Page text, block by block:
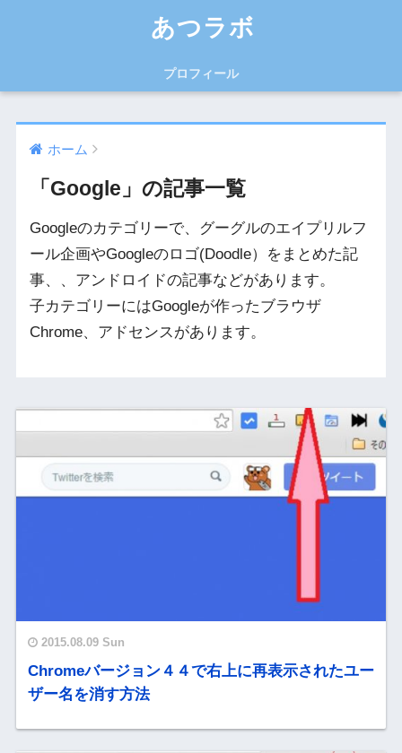
あつラボ
プロフィール
ホーム
「Google」の記事一覧
Googleのカテゴリーで、グーグルのエイプリルフ
ール企画やGoogleのロゴ(Doodle）をまとめた記
事、、アンドロイドの記事などがあります。
子カテゴリーにはGoogleが作ったブラウザ
Chrome、アドセンスがあります。
2015.08.09 Sun
Chromeバージョン４４で右上に再表示されたユー
ザー名を消す方法